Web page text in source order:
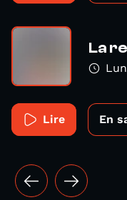
La
Lire En